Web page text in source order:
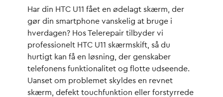
Ring til os:
+45 70 60 55 90
Har din HTC U11 fået en ødelagt skærm, der
gør din smartphone vanskelig at bruge i
hverdagen? Hos Telerepair tilbyder vi
professionelt HTC U11 skærmskift , så du
hurtigt kan få en løsning, der genskaber
telefonens funktionalitet og flotte udseende.
Uanset om problemet skyldes en revnet
skærm, defekt touchfunktion eller forstyrrede